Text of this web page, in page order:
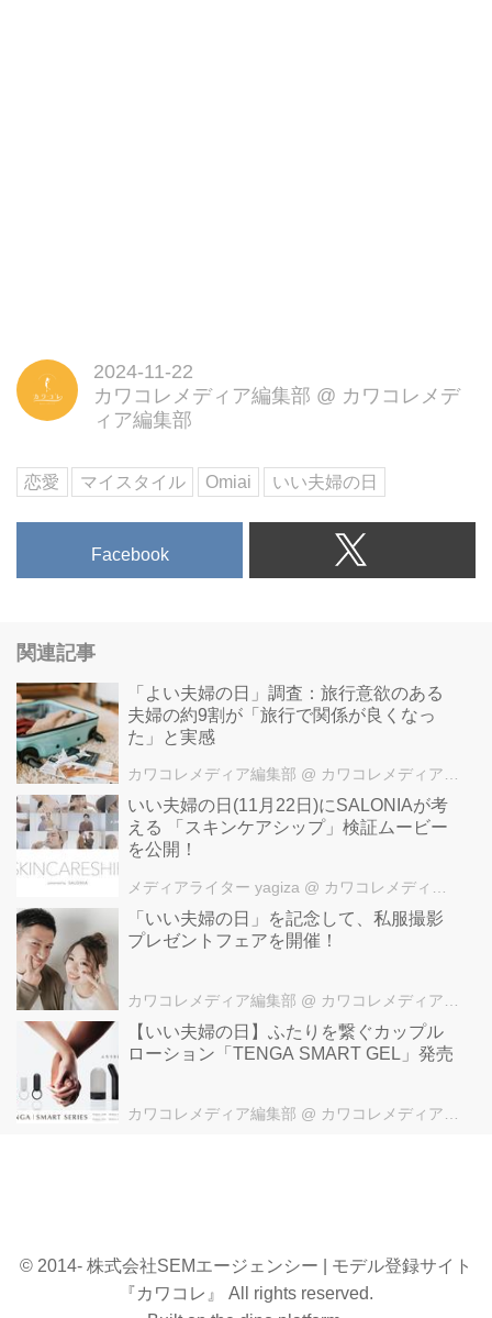
2024-11-22
カワコレメディア編集部 @ カワコレメデ
ィア編集部
恋愛 マイスタイル Omiai いい夫婦の日
Facebook
関連記事
「よい夫婦の日」調査：旅行意欲のある
夫婦の約9割が「旅行で関係が良くなっ
た」と実感
カワコレメディア編集部 @ カワコレメディア編集部
いい夫婦の日(11月22日)にSALONIAが考
える 「スキンケアシップ」検証ムービー
を公開！
メディアライター yagiza @ カワコレメディア編集部
「いい夫婦の日」を記念して、私服撮影
プレゼントフェアを開催！
カワコレメディア編集部 @ カワコレメディア編集部
【いい夫婦の日】ふたりを繋ぐカップル
ローション「TENGA SMART GEL」発売
カワコレメディア編集部 @ カワコレメディア編集部
© 2014- 株式会社SEMエージェンシー | モデル登録サイト
『カワコレ』 All rights reserved.